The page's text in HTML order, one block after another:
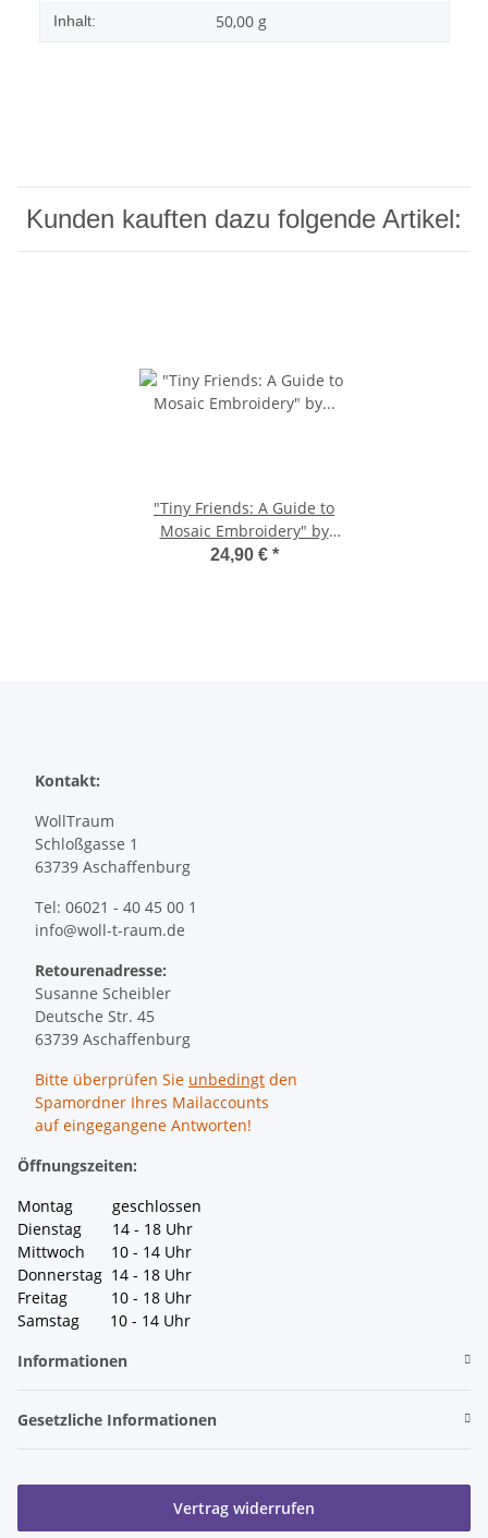
Inhalt: 50,00 g
Kunden kauften dazu folgende Artikel:
"Tiny Friends: A Guide to
Mosaic Embroidery" by
Tomomi Mimura
24,90 € *
Kontakt:
WollTraum
Schloßgasse 1
63739 Aschaffenburg
Tel: 06021 - 40 45 00 1
info@woll-t-raum.de
Retourenadresse:
Susanne Scheibler
Deutsche Str. 45
63739 Aschaffenburg
Bitte überprüfen Sie unbedingt den
Spamordner Ihres Mailaccounts
auf eingegangene Antworten!
Öffnungszeiten:
Montag geschlossen
Dienstag 14 - 18 Uhr
Mittwoch 10 - 14 Uhr
Donnerstag 14 - 18 Uhr
Freitag 10 - 18 Uhr
Samstag 10 - 14 Uhr
Informationen
Gesetzliche Informationen
Vertrag widerrufen